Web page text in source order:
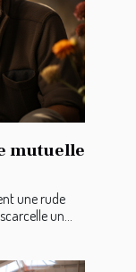
mutuelle
une rude
un...